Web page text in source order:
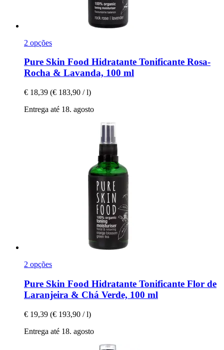
2 opções
Pure Skin Food Hidratante Tonificante Rosa-​
Rocha & Lavanda, 100 ml
€ 18,39 (€ 183,90 / l)
Entrega até 18. agosto
2 opções
Pure Skin Food Hidratante Tonificante Flor de
Laranjeira & Chá Verde, 100 ml
€ 19,39 (€ 193,90 / l)
Entrega até 18. agosto